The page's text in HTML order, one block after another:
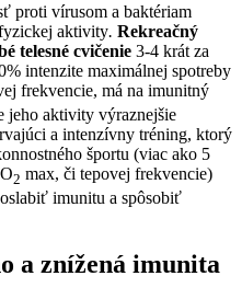
proti vírusom a baktériam
aktivity. Rekreačný
telesné cvičenie 3-4 krát za
intenzite maximálnej spotreby
frekvencie, má na imunitný
jeho aktivity výraznejšie
a intenzívny tréning, ktorý
športu (viac ako 5
2 max, či tepovej frekvencie)
imunitu a spôsobiť
a znížená imunita